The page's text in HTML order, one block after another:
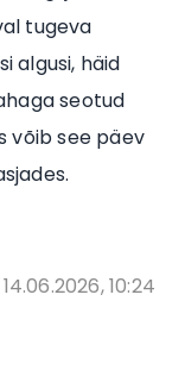
tugeva
algusi, häid
seotud
võib see päev
14.06.2026, 10:24